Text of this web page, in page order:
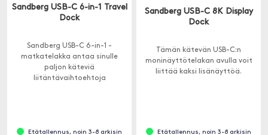
Sandberg USB-C 6-in-1 Travel
Dock
Sandberg USB-C 6-in-1 -
matkatelakka antaa sinulle
paljon käteviä
liitäntävaihtoehtoja
Etätallennus, noin 3-8 arkisin
Sandberg USB-C 8K Display
Dock
Tämän kätevän USB-C:n
moninäyttötelakan avulla voit
liittää kaksi lisänäyttöä.
Etätallennus, noin 3-8 arkisin